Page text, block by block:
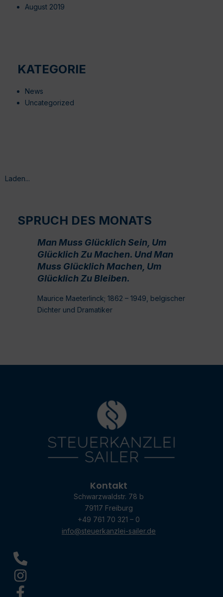
August 2019
KATEGORIE
News
Uncategorized
Laden...
SPRUCH DES MONATS
Man Muss Glücklich Sein, Um
Glücklich Zu Machen. Und Man
Muss Glücklich Machen, Um
Glücklich Zu Bleiben.
Maurice Maeterlinck; 1862 – 1949, belgischer
Dichter und Dramatiker
Kontakt
Schwarzwaldstr. 78 b
79117 Freiburg
+49 761 70 321 – 0
info@steuerkanzlei-sailer.de